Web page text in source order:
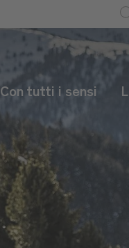
Con tutti i sensi